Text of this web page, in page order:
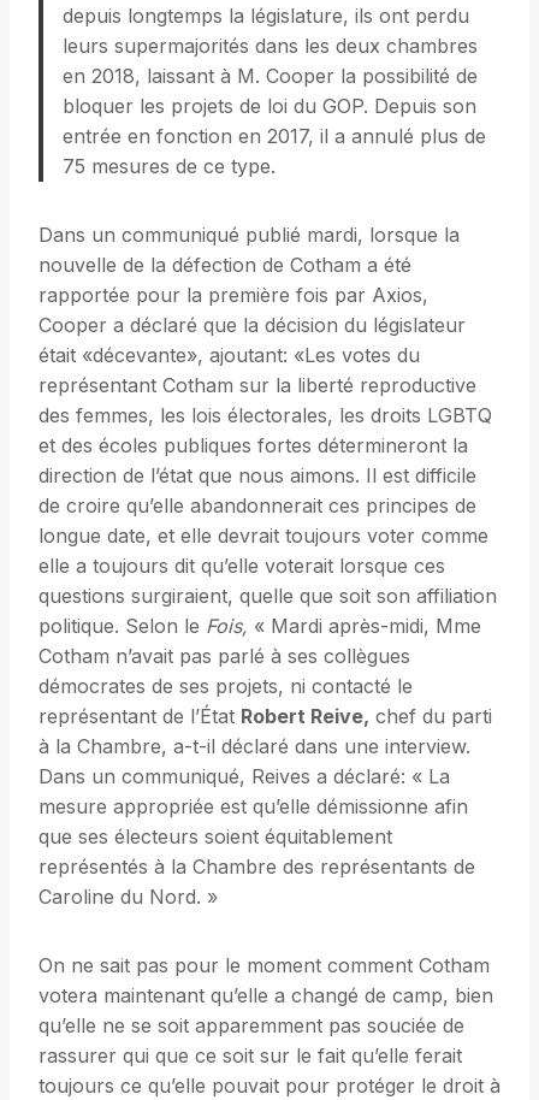
depuis longtemps la législature, ils ont perdu
leurs supermajorités dans les deux chambres
en 2018, laissant à M. Cooper la possibilité de
bloquer les projets de loi du GOP. Depuis son
entrée en fonction en 2017, il a annulé plus de
75 mesures de ce type.
Dans un communiqué publié mardi, lorsque la
nouvelle de la défection de Cotham a été
rapportée pour la première fois par Axios,
Cooper a déclaré que la décision du législateur
était «décevante», ajoutant: «Les votes du
représentant Cotham sur la liberté reproductive
des femmes, les lois électorales, les droits LGBTQ
et des écoles publiques fortes détermineront la
direction de l’état que nous aimons. Il est difficile
de croire qu’elle abandonnerait ces principes de
longue date, et elle devrait toujours voter comme
elle a toujours dit qu’elle voterait lorsque ces
questions surgiraient, quelle que soit son affiliation
politique. Selon le Fois, « Mardi après-midi, Mme
Cotham n’avait pas parlé à ses collègues
démocrates de ses projets, ni contacté le
représentant de l’État Robert Reive, chef du parti
à la Chambre, a-t-il déclaré dans une interview.
Dans un communiqué, Reives a déclaré: « La
mesure appropriée est qu’elle démissionne afin
que ses électeurs soient équitablement
représentés à la Chambre des représentants de
Caroline du Nord. »
On ne sait pas pour le moment comment Cotham
votera maintenant qu’elle a changé de camp, bien
qu’elle ne se soit apparemment pas souciée de
rassurer qui que ce soit sur le fait qu’elle ferait
toujours ce qu’elle pouvait pour protéger le droit à